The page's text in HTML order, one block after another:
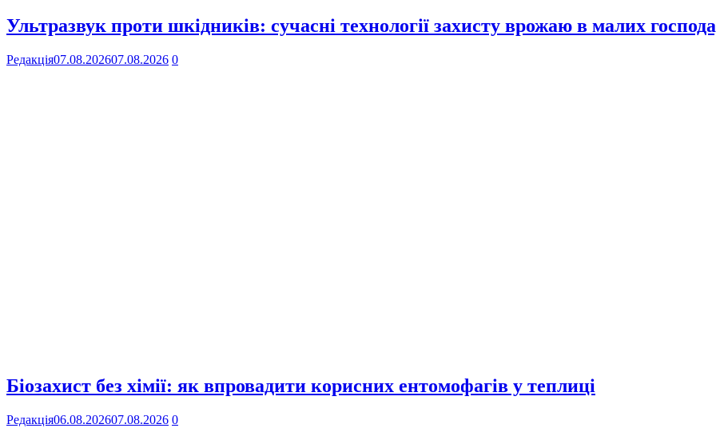
Ультразвук проти шкідників: сучасні технології захисту врожаю в малих
Редакція07.08.202607.08.2026 0
Біозахист без хімії: як впровадити корисних ентомофагів у теплиці
Редакція06.08.202607.08.2026 0